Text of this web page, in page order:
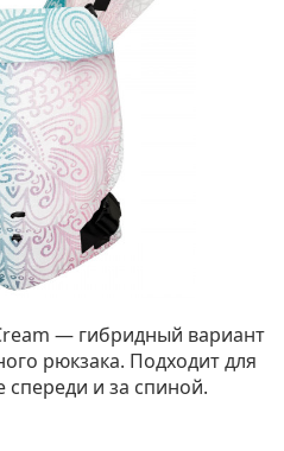
— гибридный вариант
рюкзака. Подходит для
и за спиной.